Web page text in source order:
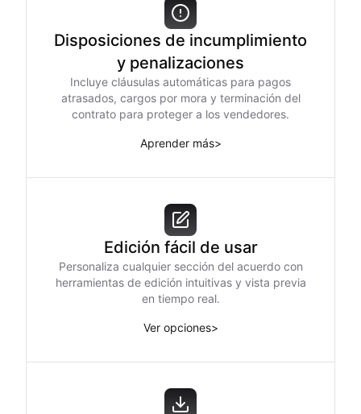
Disposiciones de incumplimiento
y penalizaciones
Incluye cláusulas automáticas para pagos
atrasados, cargos por mora y terminación del
contrato para proteger a los vendedores.
Aprender más>
Edición fácil de usar
Personaliza cualquier sección del acuerdo con
herramientas de edición intuitivas y vista previa
en tiempo real.
Ver opciones>